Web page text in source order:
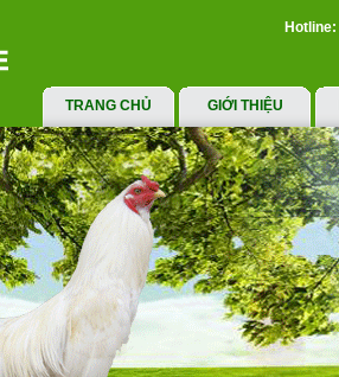
Hotline:
TRANG CHỦ GIỚI THIỆU